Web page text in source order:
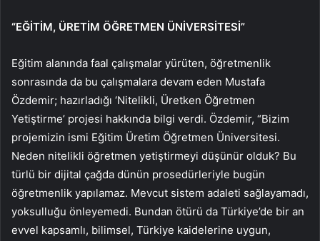
“EĞİTİM, ÜRETİM ÖĞRETMEN ÜNİVERSİTESİ”
Eğitim alanında faal çalışmalar yürüten, öğretmenlik
sonrasında da bu çalışmalara devam eden Mustafa
Özdemir; hazırladığı ‘Nitelikli, Üretken Öğretmen
Yetiştirme’ projesi hakkında bilgi verdi. Özdemir, “Bizim
projemizin ismi Eğitim Üretim Öğretmen Üniversitesi.
Neden nitelikli öğretmen yetiştirmeyi düşünür olduk? Bu
türlü bir dijital çağda dünün prosedürleriyle bugün
öğretmenlik yapılamaz. Mevcut sistem adaleti sağlayamadı,
yoksulluğu önleyemedi. Bundan ötürü da Türkiye’de bir an
evvel kapsamlı, bilimsel, Türkiye kaidelerine uygun,